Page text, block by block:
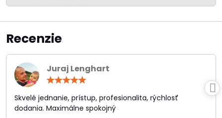
Recenzie
Juraj Lenghart
/
5
Skvelé jednanie, prístup, profesionalita, rýchlosť
dodania. Maximálne spokojný